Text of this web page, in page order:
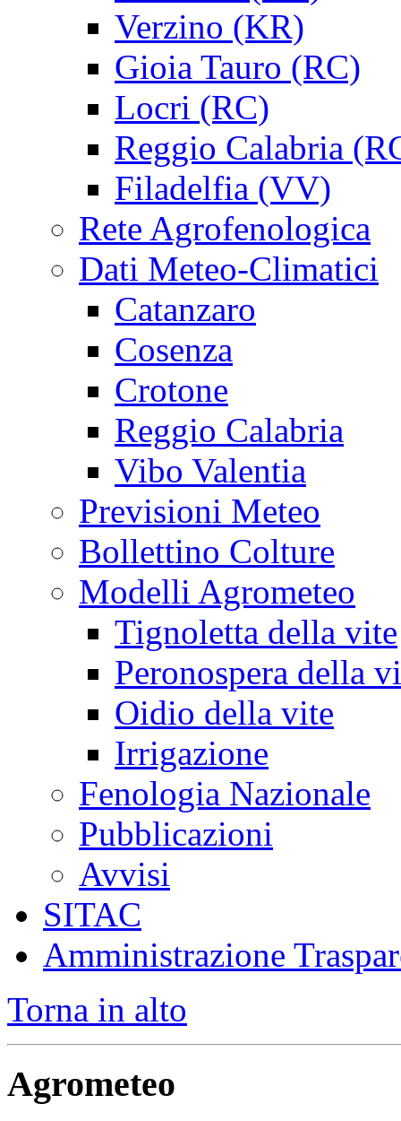
Verzino (KR)
Gioia Tauro (RC)
Locri (RC)
Reggio Calabria
Filadelfia (VV)
Rete Agrofenologica
Dati Meteo-Climatici
Catanzaro
Cosenza
Crotone
Reggio Calabria
Vibo Valentia
Previsioni Meteo
Bollettino Colture
Modelli Agrometeo
Tignoletta della vite
Peronospera della
Oidio della vite
Irrigazione
Fenologia Nazionale
Pubblicazioni
Avvisi
SITAC
Amministrazione
Torna in alto
Agrometeo